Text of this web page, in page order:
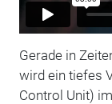
Gerade in
wird ein tiefes
Control Unit)